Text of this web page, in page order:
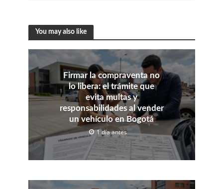
You may also like
Firmar la compraventa no
lo libera: el trámite que
evita multas y
responsabilidades al vender
un vehículo en Bogotá
1 día antes